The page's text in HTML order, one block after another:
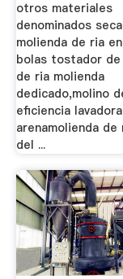
otros materiales
denominados
molienda de ria
bolas tostador de
de ria molienda
dedicado,molino
eficiencia
arenamolienda de
del ...